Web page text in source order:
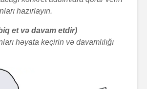
hazırlayın.
et və davam etdir)
həyata keçirin və davamlılığı